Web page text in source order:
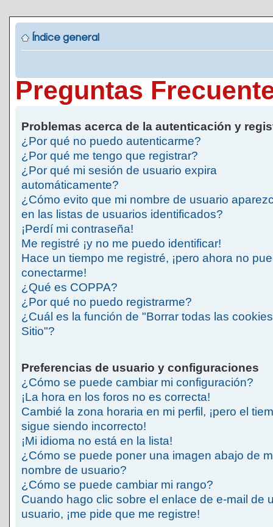
Índice general
Preguntas
Problemas acerca de la autenticación y
¿Por qué no puedo autenticarme?
¿Por qué me tengo que registrar?
¿Por qué mi sesión de usuario expira
automáticamente?
¿Cómo evito que mi nombre de usuario
en las listas de usuarios identificados?
¡Perdí mi contraseña!
Me registré ¡y no me puedo identificar!
Hace un tiempo me registré, ¡pero ahora no
conectarme!
¿Qué es COPPA?
¿Por qué no puedo registrarme?
¿Cuál es la función de "Borrar todas las
Sitio"?
Preferencias de usuario y configuraciones
¿Cómo se puede cambiar mi configuración?
¡La hora en los foros no es correcta!
Cambié la zona horaria en mi perfil, ¡pero el
sigue siendo incorrecto!
¡Mi idioma no está en la lista!
¿Cómo se puede poner una imagen abajo de
nombre de usuario?
¿Cómo se puede cambiar mi rango?
Cuando hago clic sobre el enlace de e-mail de
usuario, ¡me pide que me registre!